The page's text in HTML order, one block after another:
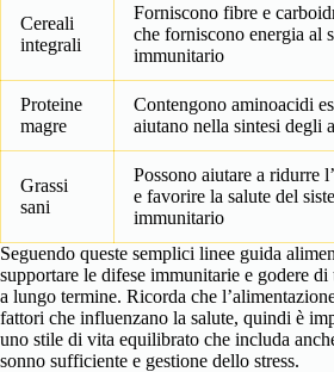
Cereali
integrali
Forniscono fibre e
che forniscono energia al
immunitario
Proteine
magre
Contengono aminoacidi
aiutano nella sintesi degli
Grassi
sani
Possono aiutare a ridurre
e favorire la salute del
immunitario
Seguendo queste semplici linee guida
supportare le difese immunitarie e godere di
a lungo termine. Ricorda che
fattori che influenzano la salute, quindi è
uno stile di vita equilibrato che includa
sonno sufficiente e gestione dello stress.